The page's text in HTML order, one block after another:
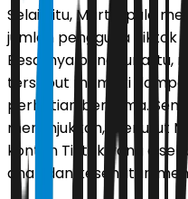
Selain itu, Martin pula
jumlah pengguna Tiktok
Besarnya pengguna itu,
tersebut memiliki
perhatian bersama.
menunjukkan, menurut
konten Tiktok yang
anak dan kesehatan